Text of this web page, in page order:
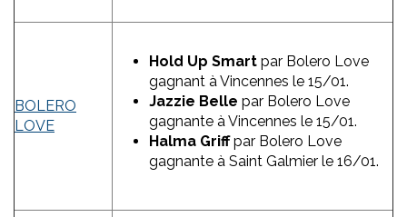
BOLERO
LOVE
Hold Up Smart par Bolero Love
gagnant à Vincennes le 15/01.
Jazzie Belle par Bolero Love
gagnante à Vincennes le 15/01.
Halma Griffpar Bolero Love
gagnante à Saint Galmier le 16/01.